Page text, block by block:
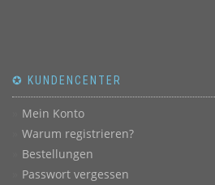
✪ KUNDENCENTER
Mein Konto
Warum registrieren?
Bestellungen
Passwort vergessen